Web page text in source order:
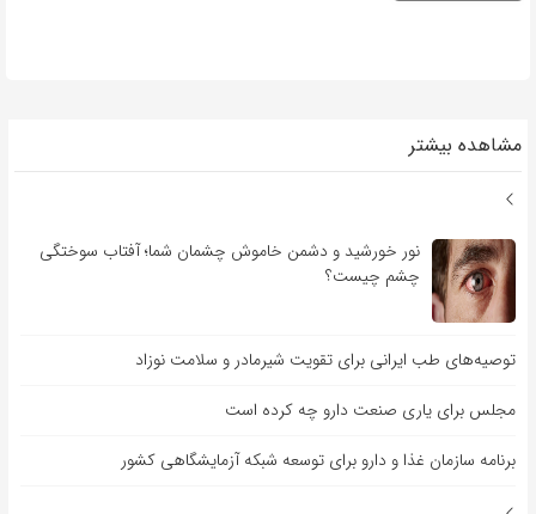
مشاهده بیشتر
نور خورشید و دشمن خاموش چشمان شما؛ آفتاب سوختگی
چشم چیست؟
توصیه‌های طب ایرانی برای تقویت شیرمادر و سلامت نوزاد
مجلس برای یاری صنعت دارو چه کرده است
برنامه سازمان غذا و دارو برای توسعه شبکه آزمایشگاهی کشور